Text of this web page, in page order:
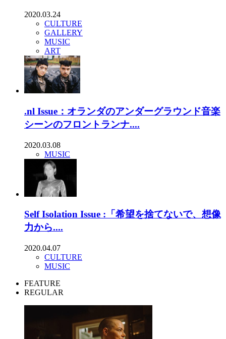
2020.03.24
CULTURE
GALLERY
MUSIC
ART
.nl Issue：オランダのアンダーグラウンド音楽
シーンのフロントランナ....
2020.03.08
MUSIC
Self Isolation Issue :「希望を捨てないで、想像
力から....
2020.04.07
CULTURE
MUSIC
FEATURE
REGULAR